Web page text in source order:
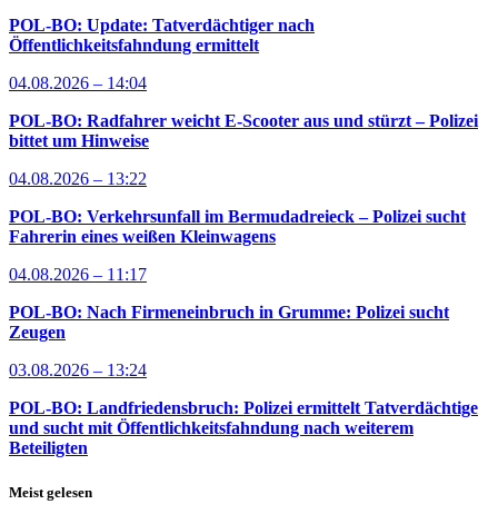
POL-BO: Update: Tatverdächtiger nach
Öffentlichkeitsfahndung ermittelt
04.08.2026 – 14:04
POL-BO: Radfahrer weicht E-Scooter aus und stürzt – Polizei
bittet um Hinweise
04.08.2026 – 13:22
POL-BO: Verkehrsunfall im Bermudadreieck – Polizei sucht
Fahrerin eines weißen Kleinwagens
04.08.2026 – 11:17
POL-BO: Nach Firmeneinbruch in Grumme: Polizei sucht
Zeugen
03.08.2026 – 13:24
POL-BO: Landfriedensbruch: Polizei ermittelt Tatverdächtige
und sucht mit Öffentlichkeitsfahndung nach weiterem
Beteiligten
Meist gelesen